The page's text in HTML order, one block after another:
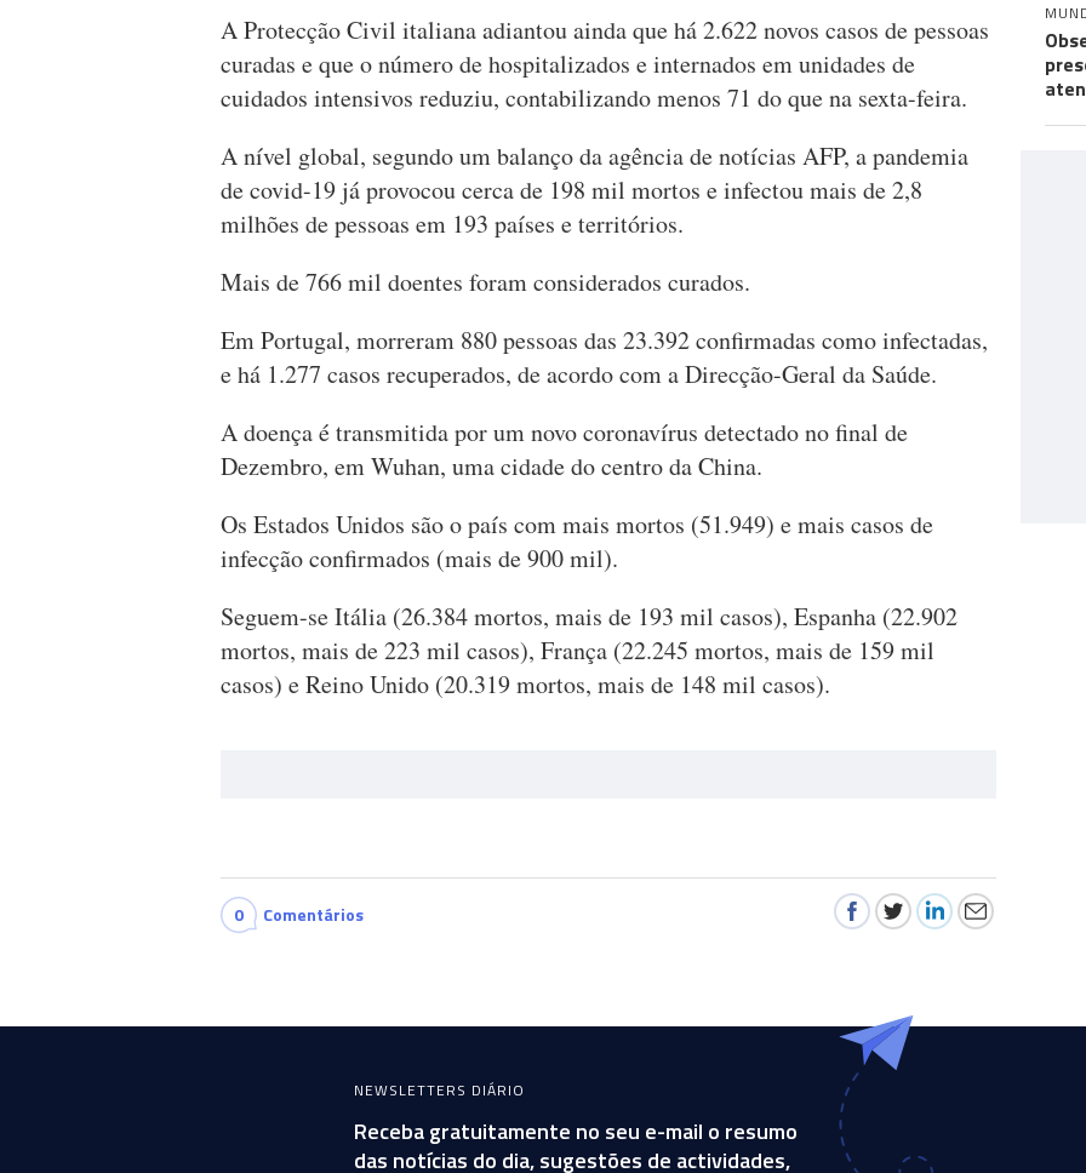
A Protecção Civil italiana adiantou ainda que há 2.622 novos casos de pessoas
curadas e que o número de hospitalizados e internados em unidades de
cuidados intensivos reduziu, contabilizando menos 71 do que na sexta-feira.
A nível global, segundo um balanço da agência de notícias AFP, a pandemia
de covid-19 já provocou cerca de 198 mil mortos e infectou mais de 2,8
milhões de pessoas em 193 países e territórios.
Mais de 766 mil doentes foram considerados curados.
Em Portugal, morreram 880 pessoas das 23.392 confirmadas como infectadas,
e há 1.277 casos recuperados, de acordo com a Direcção-Geral da Saúde.
A doença é transmitida por um novo coronavírus detectado no final de
Dezembro, em Wuhan, uma cidade do centro da China.
Os Estados Unidos são o país com mais mortos (51.949) e mais casos de
infecção confirmados (mais de 900 mil).
Seguem-se Itália (26.384 mortos, mais de 193 mil casos), Espanha (22.902
mortos, mais de 223 mil casos), França (22.245 mortos, mais de 159 mil
casos) e Reino Unido (20.319 mortos, mais de 148 mil casos).
0 Comentários
NEWSLETTERS DIÁRIO
Receba gratuitamente no seu e-mail o resumo
das notícias do dia, sugestões de actividades,